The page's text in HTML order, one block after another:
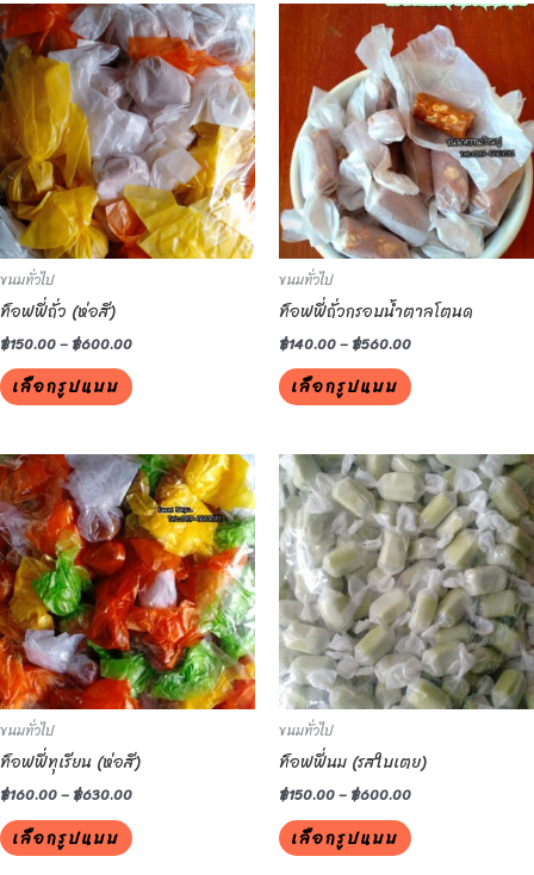
ขนมทั่วไป
ท็อฟฟี่ถั่ว (ห่อสี)
฿150.00–฿600.00
เลือกรูปแบบ
This
product
has
multiple
variants.
The
options
may
be
the
product
page
ขนมทั่วไป
ท็อฟฟี่ถั่วกรอบน้ำตาลโตนด
฿140.00–฿560.00
เลือกรูปแบบ
This
product
has
multiple
variants.
The
options
may
be
on
the
product
page
ขนมทั่วไป
ท็อฟฟี่ทุเรียน (ห่อสี)
฿160.00–฿630.00
เลือกรูปแบบ
This
product
has
multiple
variants.
The
options
may
be
on
the
product
page
ขนมทั่วไป
ท็อฟฟี่นม (รสใบเตย)
฿150.00–฿600.00
เลือกรูปแบบ
This
product
has
multiple
variants.
The
options
may
be
on
the
product
page